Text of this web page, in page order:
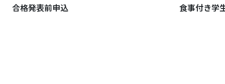
合格発表前申込 食事付き学